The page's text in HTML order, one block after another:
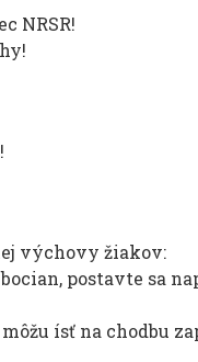
NRSR!
výchovy žiakov:
postavte sa
ísť na chodbu